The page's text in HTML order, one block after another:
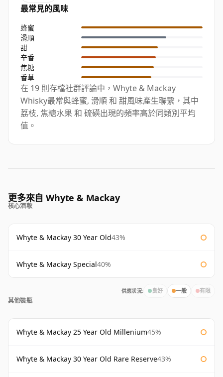
最常見的風味
蜂蜜
滑順
甜
辛香
焦糖
香草
在 19 則存檔社群評論中，Whyte & Mackay
Whisky最常與蜂蜜, 滑順 和 甜風味產生聯繫，其中
荔枝, 焦糖水果 和 硫磺出現的頻率高於同類別平均
值。
更多來自 Whyte & Mackay
核心酒款
Whyte & Mackay 30 Year Old43%
Whyte & Mackay Special40%
供應狀況: 良好 一般 有限
其他裝瓶
Whyte & Mackay 25 Year Old Millenium45%
Whyte & Mackay 30 Year Old Rare Reserve43%